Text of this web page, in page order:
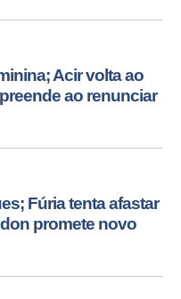
Acir volta ao
ao renunciar
Fúria tenta afastar
promete novo